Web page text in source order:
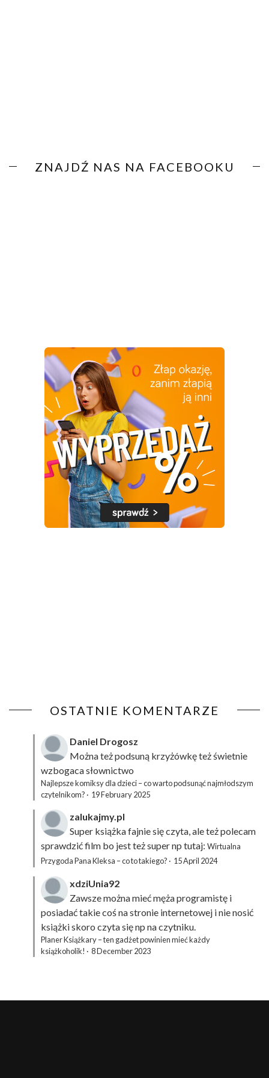
ZNAJDŹ NAS NA FACEBOOKU
OSTATNIE KOMENTARZE
Daniel Drogosz
Można też podsuną krzyżówkęteż świetnie
wzbogaca słownictwo
Najlepsze komiksy dla dzieci – co warto podsunąć najmłodszym
czytelnikom? · 19 February 2025
zalukajmy.pl
Super książka fajnie się czyta, ale też polecam
sprawdzić film bo jest też super np tutaj: Wirtualna
Przygoda Pana Kleksa – co to takiego? · 15 April 2024
xdziUnia92
Zawsze można mieć męża programistę i
posiadać takie coś na stronie internetowej i nie nosić
książki skoro czyta się np na czytniku.
Planer Książkary – ten gadżet powinien mieć każdy
książkoholik! · 8 December 2023